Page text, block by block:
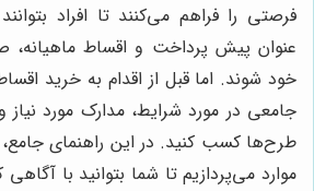
فرصتی را فراهم می‌کنند تا افراد
عنوان پیش پرداخت و اقساط
خود شوند. اما قبل از اقدام به خرید
جامعی در مورد شرایط، مدارک مورد
طرح‌ها کسب کنید. در این راهنمای
موارد می‌پردازیم تا شما بتوانید با